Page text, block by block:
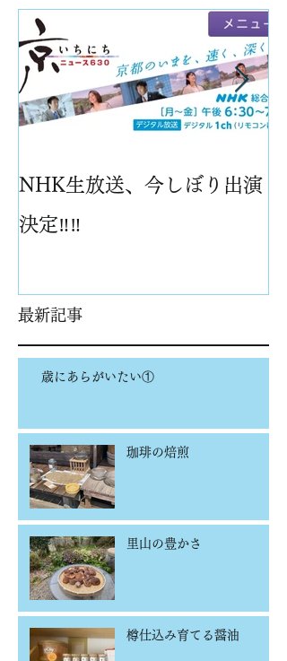
NHK生放送、今しぼり出演
決定‼️‼️
最新記事
歳にあらがいたい①
珈琲の焙煎
里山の豊かさ
樽仕込み育てる醤油